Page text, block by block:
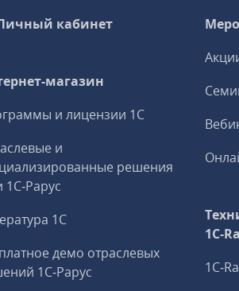
кабинет
магазин
и лицензии 1С
и
решения
1С‑Рарус
1С
демо отраслевых
1С‑Рарус